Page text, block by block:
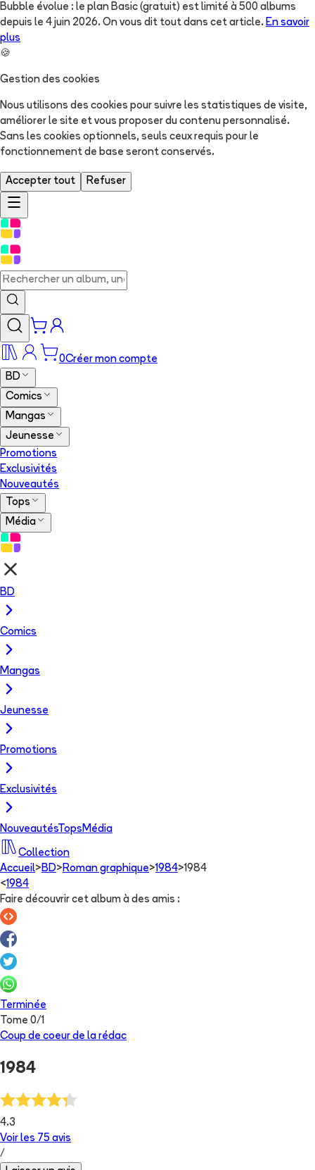
Bubble évolue : le plan Basic (gratuit) est limité à 500 albums
depuis le 4 juin 2026. On vous dit tout dans cet article. En savoir
plus
🍪
Gestion des cookies
Nous utilisons des cookies pour suivre les statistiques de visite,
améliorer le site et vous proposer du contenu personnalisé.
Sans les cookies optionnels, seuls ceux requis pour le
fonctionnement de base seront conservés.
Accepter tout Refuser
0Créer mon compte
BD
Comics
Mangas
Jeunesse
Promotions
Exclusivités
Nouveautés
Tops
Média
BD
Comics
Mangas
Jeunesse
Promotions
Exclusivités
NouveautésTops Média
Collection
Accueil> BD> Roman graphique>1984>1984
<1984
Faire découvrir cet album à des amis :
Terminée
Tome 0/1
Coup de coeur de la rédac
1984
4.3
Voir les 75 avis
/